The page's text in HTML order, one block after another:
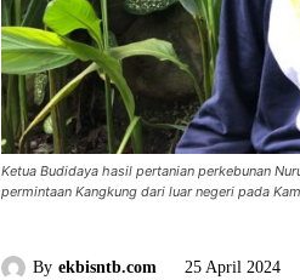
Ketua Budidaya hasil pertanian perkebunan
permintaan Kangkung dari luar negeri pada
By ekbisntb.com 25 April 2024